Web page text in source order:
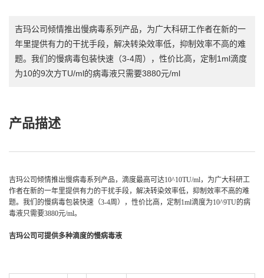
吉玛公司倾情推出慢病毒系列产品，为广大科研工作者在新的一
年里提供有力的干扰手段，解决转染效率低，抑制效率不高的难
题。我们的慢病毒包装快速（3-4周），性价比高，定制1ml滴度
为10的9次方TU/ml的病毒液只需要3880元/ml
产品描述
吉玛公司倾情推出慢病毒系列产品，滴度最高可达10^10TU/ml，为广大科研工
作者在新的一年里提供有力的干扰手段，解决转染效率低，抑制效率不高的难
题。我们的慢病毒包装快速（3-4周），性价比高，定制1ml滴度为10^9TU的病
毒液只需要3880元/ml。
吉玛公司可提供多种滴度的慢病毒液